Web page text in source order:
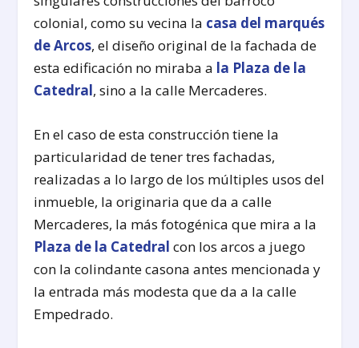
colonial, como su vecina la casa del marqués
de Arcos, el diseño original de la fachada de
esta edificación no miraba a la Plaza de la
Catedral, sino a la calle Mercaderes.
En el caso de esta construcción tiene la
particularidad de tener tres fachadas,
realizadas a lo largo de los múltiples usos del
inmueble, la originaria que da a calle
Mercaderes, la más fotogénica que mira a la
Plaza de la Catedral con los arcos a juego
con la colindante casona antes mencionada y
la entrada más modesta que da a la calle
Empedrado.